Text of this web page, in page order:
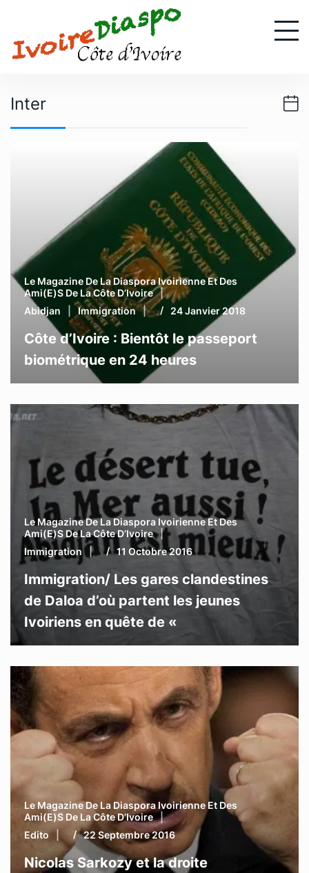
Inter
Le Magazine De La Diaspora Ivoirienne Et Des
Ami(e)s De La Côte D’Ivoire
Abidjan
Immigration 24 Janvier 2018
Côte d’Ivoire : Bientôt le passeport
biométrique en 24 heures
Le Magazine De La Diaspora Ivoirienne Et Des
Ami(e)s De La Côte D’Ivoire
Immigration
11 Octobre 2016
Immigration/ Les gares clandestines
de Daloa d’où partent les jeunes
Ivoiriens en quête de «
Le Magazine De La Diaspora Ivoirienne Et Des
Ami(e)s De La Côte D’Ivoire
Edito
22 Septembre 2016
Nicolas Sarkozy et la droite